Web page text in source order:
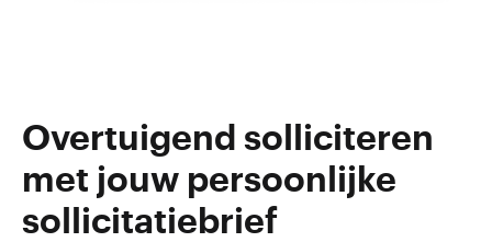
Overtuigend solliciteren
met jouw persoonlijke
sollicitatiebrief